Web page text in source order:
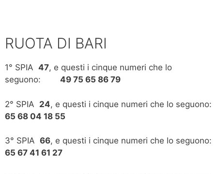
RUOTA DI BARI
1° SPIA 47, e questi i cinque numeri che lo
seguono: 49 75 65 86 79
2° SPIA 24, e questi i cinque numeri che lo seguono:
65 68 04 18 55
3° SPIA 66, e questi i cinque numeri che lo seguono:
65 67 41 61 27